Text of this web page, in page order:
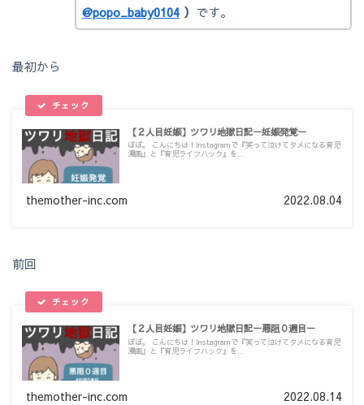
@popo_baby0104） です。
最初から
【２人目妊娠】ツワリ地獄日記ー妊娠発覚ー
ぽぽ。 こんにちは！Instagramで『笑って泣けてタメになる育児
漫画』と『育児ライフハック』を...
themother-inc.com 2022.08.04
前回
【２人目妊娠】ツワリ地獄日記ー悪阻０週目ー
ぽぽ。 こんにちは！Instagramで『笑って泣けてタメになる育児
漫画』と『育児ライフハック』を...
themother-inc.com 2022.08.14